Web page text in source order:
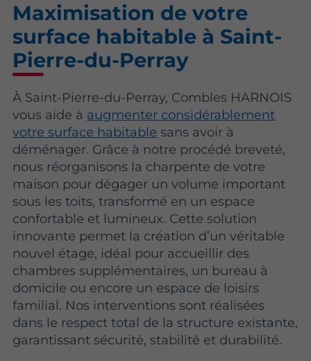
Maximisation de votre
surface habitable à Saint-
Pierre-du-Perray
À Saint-Pierre-du-Perray, Combles HARNOIS
vous aide à augmenter considérablement
votre surface habitable sans avoir à
déménager. Grâce à notre procédé breveté,
nous réorganisons la charpente de votre
maison pour dégager un volume important
sous les toits, transformé en un espace
confortable et lumineux. Cette solution
innovante permet la création d’un véritable
nouvel étage, idéal pour accueillir des
chambres supplémentaires, un bureau à
domicile ou encore un espace de loisirs
familial. Nos interventions sont réalisées
dans le respect total de la structure existante,
garantissant sécurité, stabilité et durabilité.